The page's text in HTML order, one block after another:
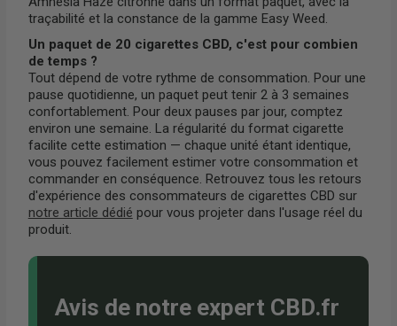
traçabilité et la constance de la gamme Easy Weed.
Un paquet de 20 cigarettes CBD, c'est pour combien
de temps ?
Tout dépend de votre rythme de consommation. Pour une
pause quotidienne, un paquet peut tenir 2 à 3 semaines
confortablement. Pour deux pauses par jour, comptez
environ une semaine. La régularité du format cigarette
facilite cette estimation — chaque unité étant identique,
vous pouvez facilement estimer votre consommation et
commander en conséquence. Retrouvez tous les retours
d'expérience des consommateurs de cigarettes CBD sur
notre article dédié pour vous projeter dans l'usage réel du
produit.
Avis de notre expert CBD.fr